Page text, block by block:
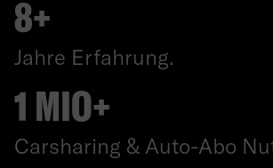
8+
Jahre Erfahrung.
1 MIO+
Carsharing & Auto-Abo